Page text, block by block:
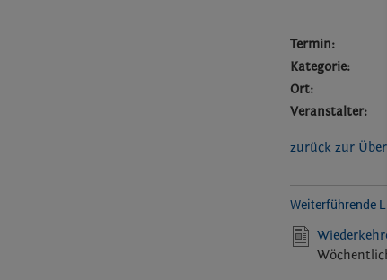
Termin:
Kategorie:
Ort:
Veranstalter:
zurück zur
Weiterführende